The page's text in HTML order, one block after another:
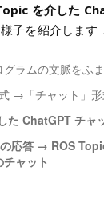
を介した
子を紹介します
ラムの文脈をふ
→「チャット」
た ChatGPT チャ
応答 → ROS
ャット